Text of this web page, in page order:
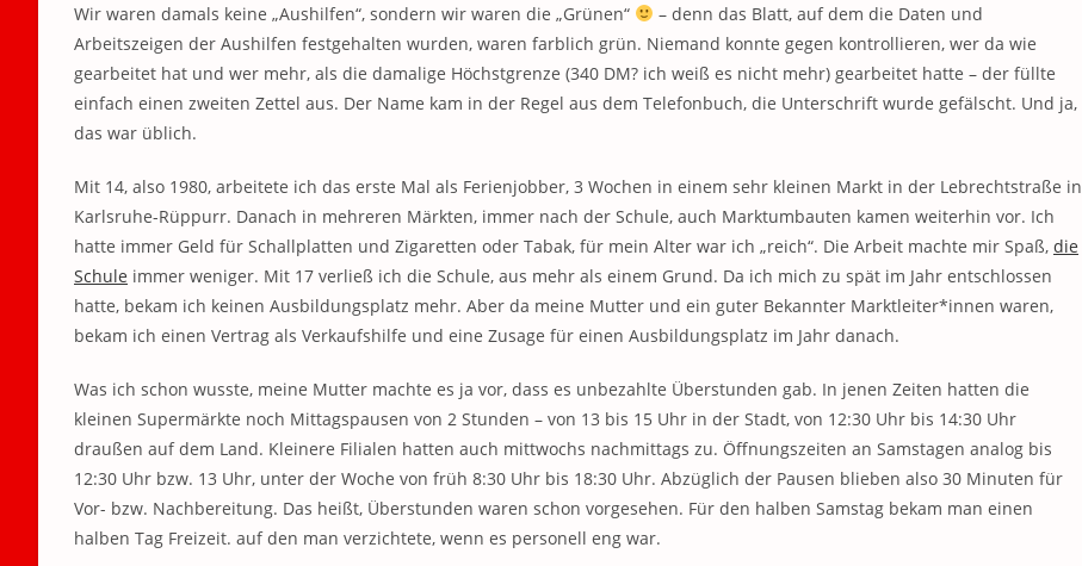
Wir waren damals keine „Aushilfen“, sondern wir waren die „Grünen“
– denn das Blatt, auf dem die Daten und
Arbeitszeigen der Aushilfen festgehalten wurden, waren farblich grün. Niemand konnte gegen kontrollieren, wer da wie
gearbeitet hat und wer mehr, als die damalige Höchstgrenze (340 DM? ich weiß es nicht mehr) gearbeitet hatte – der füllte
einfach einen zweiten Zettel aus. Der Name kam in der Regel aus dem Telefonbuch, die Unterschrift wurde gefälscht. Und ja,
das war üblich.
Mit 14, also 1980, arbeitete ich das erste Mal als Ferienjobber, 3 Wochen in einem sehr kleinen Markt in der Lebrechtstraße in
Karlsruhe-Rüppurr. Danach in mehreren Märkten, immer nach der Schule, auch Marktumbauten kamen weiterhin vor. Ich
hatte immer Geld für Schallplatten und Zigaretten oder Tabak, für mein Alter war ich „reich“. Die Arbeit machte mir Spaß, die
Schule immer weniger. Mit 17 verließ ich die Schule, aus mehr als einem Grund. Da ich mich zu spät im Jahr entschlossen
hatte, bekam ich keinen Ausbildungsplatz mehr. Aber da meine Mutter und ein guter Bekannter Marktleiter*innen waren,
bekam ich einen Vertrag als Verkaufshilfe und eine Zusage für einen Ausbildungsplatz im Jahr danach.
Was ich schon wusste, meine Mutter machte es ja vor, dass es unbezahlte Überstunden gab. In jenen Zeiten hatten die
kleinen Supermärkte noch Mittagspausen von 2 Stunden – von 13 bis 15 Uhr in der Stadt, von 12:30 Uhr bis 14:30 Uhr
draußen auf dem Land. Kleinere Filialen hatten auch mittwochs nachmittags zu. Öffnungszeiten an Samstagen analog bis
12:30 Uhr bzw. 13 Uhr, unter der Woche von früh 8:30 Uhr bis 18:30 Uhr. Abzüglich der Pausen blieben also 30 Minuten für
Vor- bzw. Nachbereitung. Das heißt, Überstunden waren schon vorgesehen. Für den halben Samstag bekam man einen
halben Tag Freizeit. auf den man verzichtete, wenn es personell eng war.